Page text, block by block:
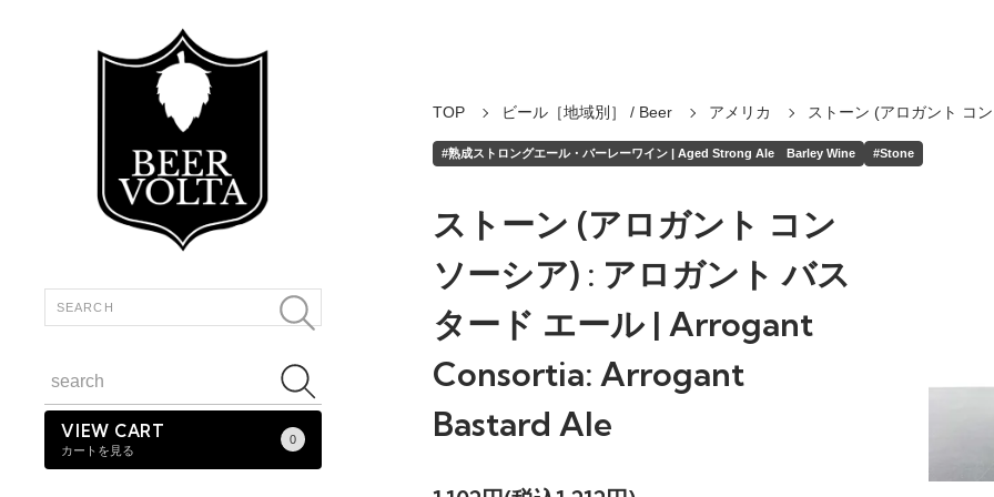
VIEW CART
カートを見る
0
TOP ビール［地域別］ / Beer アメリカ ストーン (アロガント コ
#熟成ストロングエール・バーレーワイン | Aged Strong Ale Barley Wine #Stone
ストーン (アロガント コン
ソーシア) : アロガント バス
タード エール | Arrogant
Consortia: Arrogant
Bastard Ale